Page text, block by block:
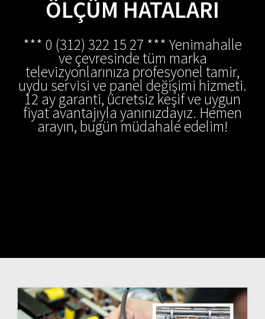
ÖLÇÜM HATALARI
*** 0 (312) 322 15 27 *** Yenimahalle
ve çevresinde tüm marka
televizyonlarınıza profesyonel tamir,
uydu servisi ve panel değişimi hizmeti.
12 ay garanti, ücretsiz keşif ve uygun
fiyat avantajıyla yanınızdayız. Hemen
arayın, bugün müdahale edelim!